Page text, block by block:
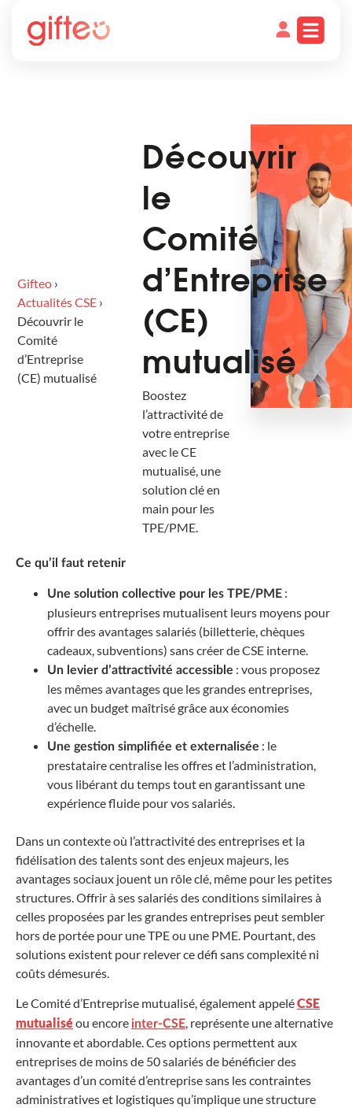
Gifteo ›
Actualités CSE ›
Découvrir le
Comité
d’Entreprise
(CE) mutualisé
Découvrir
le
Comité
d’Entreprise
(CE)
mutualisé
Boostez
l’attractivité de
votre entreprise
avec le CE
mutualisé, une
solution clé en
main pour les
TPE/PME.
Ce qu’il faut retenir
Une solution collective pour les TPE/PME :
plusieurs entreprises mutualisent leurs moyens pour
offrir des avantages salariés (billetterie, chèques
cadeaux, subventions) sans créer de CSE interne.
Un levier d’attractivité accessible : vous proposez
les mêmes avantages que les grandes entreprises,
avec un budget maîtrisé grâce aux économies
d’échelle.
Une gestion simplifiée et externalisée : le
prestataire centralise les offres et l’administration,
vous libérant du temps tout en garantissant une
expérience fluide pour vos salariés.
Dans un contexte où l’attractivité des entreprises et la
fidélisation des talents sont des enjeux majeurs, les
avantages sociaux jouent un rôle clé, même pour les petites
structures. Offrir à ses salariés des conditions similaires à
celles proposées par les grandes entreprises peut sembler
hors de portée pour une TPE ou une PME. Pourtant, des
solutions existent pour relever ce défi sans complexité ni
coûts démesurés.
Le Comité d’Entreprise mutualisé, également appeléCSE
mutualiséou encoreinter-CSE, représente une alternative
innovante et abordable. Ces options permettent aux
entreprises de moins de 50 salariés de bénéficier des
avantages d’un comité d’entreprise sans les contraintes
administratives et logistiques qu’implique une structure